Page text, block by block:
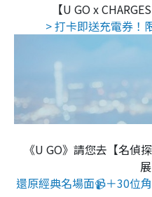
【U GO x
> 打卡即送充電券！
《U GO》請您去【名偵
還原經典名場面📹＋30位